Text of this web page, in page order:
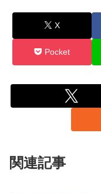
X
Pocket
関連記事